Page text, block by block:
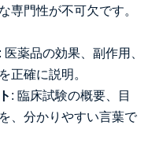
専門性が不可欠です。
: 医薬品の効果、副作用、
正確に説明。
: 臨床試験の概要、目
、分かりやすい言葉で